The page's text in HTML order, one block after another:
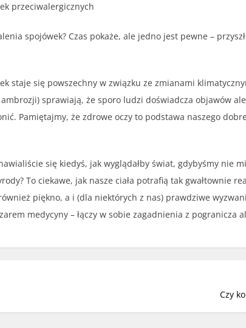
przeciwalergicznych
spojówek? Czas pokaże, ale jedno jest pewne –
staje się powszechny w związku ze zmianami
sprawiają, że sporo ludzi doświadcza objawów
Pamiętajmy, że zdrowe oczy to podstawa naszego
się kiedyś, jak wyglądałby świat, gdybyśmy nie
To ciekawe, jak nasze ciała potrafią tak gwałtownie
piękno, a i (dla niektórych z nas) prawdziwe
medycyny – łączy w sobie zagadnienia z pogranicza
Czy